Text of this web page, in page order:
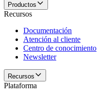
Productos
Recursos
Documentación
Atención al cliente
Centro de conocimiento
Newsletter
Recursos
Plataforma